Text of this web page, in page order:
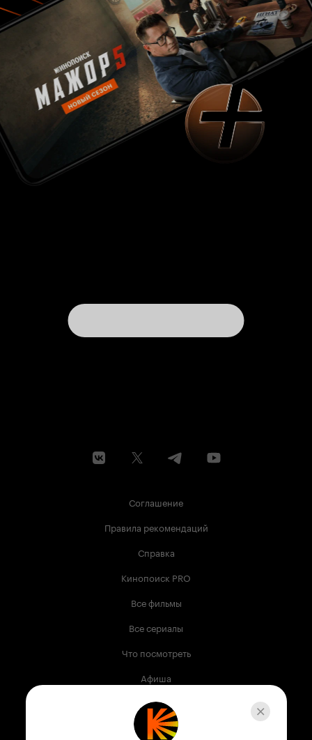
Соглашение
Правила рекомендаций
Справка
Кинопоиск PRO
Все фильмы
Все сериалы
Что посмотреть
Афиша
Музыка
Телепрограмма